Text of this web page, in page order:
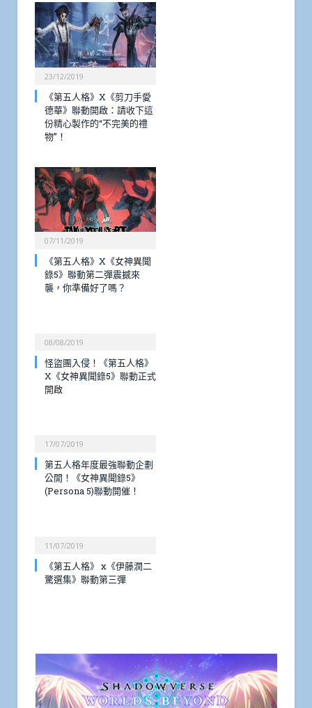
23/12/2019
《第五人格》X《剪刀手愛
德華》聯動開啟：請收下這
份精心製作的“不完美的禮
物”！
07/11/2019
《第五人格》X《女神異聞
錄5》聯動第二彈震撼來
襲，你準備好了嗎？
08/08/2019
怪盜團入侵！《第五人格》
X《女神異聞錄5》聯動正式
開啟
17/07/2019
第五人格年度最強聯動企劃
公開！《女神異聞錄5》
(Persona 5)聯動開催！
11/07/2019
《第五人格》 x《伊藤潤二
驚選集》聯動第三彈